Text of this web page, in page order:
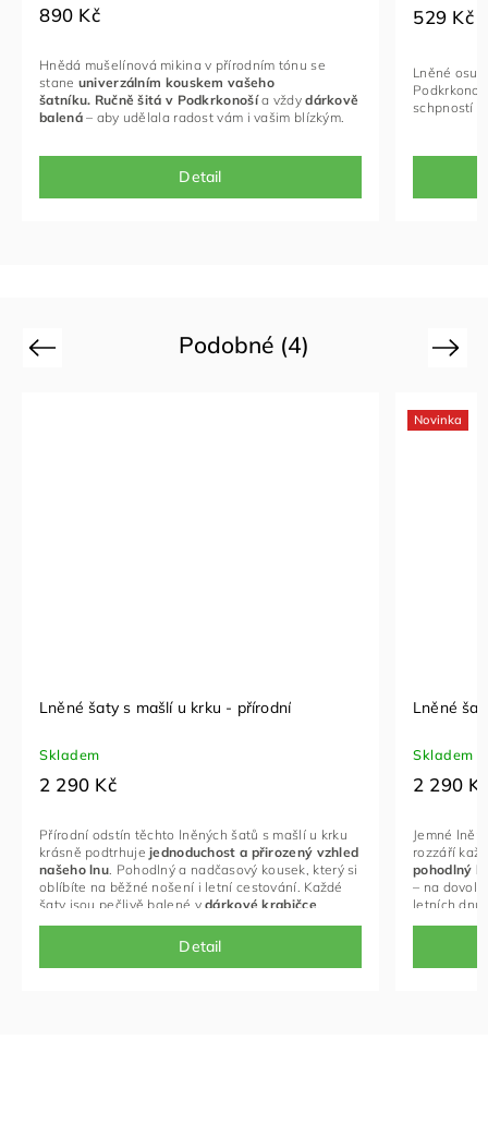
890 Kč
Detail
Hnědá mušelínová mikina v přírodním tónu se
stane univerzálním kouskem vašeho
šatníku. Ručně šitá v Podkrkonošía vždydárkově
balená– aby udělala radost vám i vašim blízkým.
529 Kč
Lněné
schpností
Podobné (4)
Previous
Lněné šaty s mašlí u krku - přírodní
Skladem
2 290 Kč
Detail
Přírodní odstín těchto lněných šatů s mašlí u krku
krásně podtrhujejednoduchost a přirozený vzhled
našeho lnu . Pohodlný a nadčasový kousek, který si
oblíbíte na běžné nošení i letní cestování. Každé
šaty jsou pečlivě balené vdárkové krabičce
Novinka
Lněné
Skladem
2 290
Jemné
rozzáří
pohodlný
– na
letních dnů.
Next